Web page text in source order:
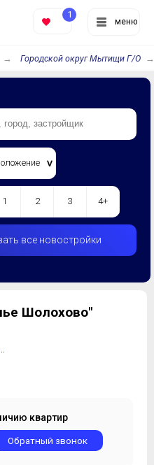
меню
1
Городской округ Мытищи Г/О
1 2 3 4+
все новостройки
Шолохово"
квартир
Обратный звонок